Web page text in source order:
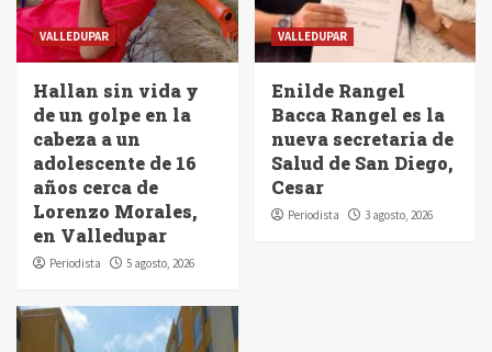
VALLEDUPAR
Hallan sin vida y
de un golpe en la
cabeza a un
adolescente de 16
años cerca de
Lorenzo Morales,
en Valledupar
Periodista 5 agosto, 2026
VALLEDUPAR
Enilde Rangel
Bacca Rangel es la
nueva secretaria de
Salud de San Diego,
Cesar
Periodista 3 agosto, 2026